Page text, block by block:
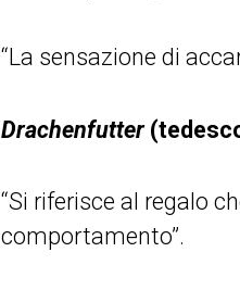
“La sensazione di
Drachenfutter
“Si riferisce al regalo
comportamento”.